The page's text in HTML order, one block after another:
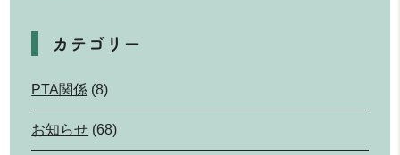
カテゴリー
PTA関係 (8)
お知らせ (68)